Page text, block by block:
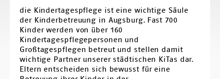
Kreisverband Augsburg-West
Kreisverband Augsburg-Ost
Ortsverbände
Arbeitsgemeinschaften
Mitglieder
Bürgermeister und Referenten
die Kindertagespflege ist eine wichtige Säule
der Kinderbetreuung in Augsburg. Fast 700
Kinder werden von über 160
Kindertagespflegepersonen und
Großtagespflegen betreut und stellen damit
wichtige Partner unserer städtischen KiTas dar.
Eltern entscheiden sich bewusst für eine